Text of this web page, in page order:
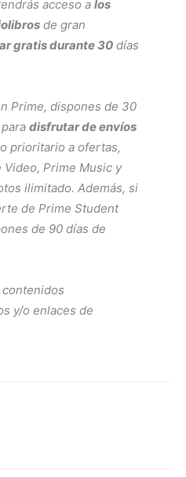
acceso a los
de gran
gratis durante 30 días
Prime, dispones de 30
disfrutar de envíos
prioritario a ofertas,
Video, Prime Music y
ilimitado. Además, si
de Prime Student
de 90 días de
y/o enlaces de